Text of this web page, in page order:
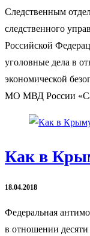
Следственным
следственного
Российской
уголовные дела в
экономической
МО МВД России
Как в
18.04.2018
Федеральная
в отношении